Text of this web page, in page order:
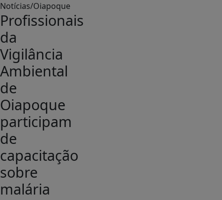
Notícias/Oiapoque
Profissionais
da
Vigilância
Ambiental
de
Oiapoque
participam
de
capacitação
sobre
malária